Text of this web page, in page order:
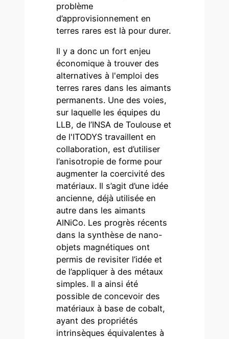
problème
d’approvisionnement en
terres rares est là pour durer.
Il y a donc un fort enjeu
économique à trouver des
alternatives à l'emploi des
terres rares dans les aimants
permanents. Une des voies,
sur laquelle les équipes du
LLB, de l’INSA de Toulouse et
de l'ITODYS travaillent en
collaboration, est d’utiliser
l’anisotropie de forme pour
augmenter la coercivité des
matériaux. Il s’agit d’une idée
ancienne, déjà utilisée en
autre dans les aimants
AlNiCo. Les progrès récents
dans la synthèse de nano-
objets magnétiques ont
permis de revisiter l’idée et
de l’appliquer à des métaux
simples. Il a ainsi été
possible de concevoir des
matériaux à base de cobalt,
ayant des propriétés
intrinsèques équivalentes à